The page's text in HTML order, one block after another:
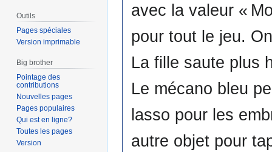
avec la valeur «
pour tout le jeu. On peut
La fille saute plus
Le mécano bleu
lasso pour les embrasser!) Combats: coups,
autre objet pour taper
Outils
Pages spéciales
Version imprimable
Big brother
Pointage des
contributions
Nouvelles pages
Pages populaires
Qui est en ligne?
Toutes les pages
Version